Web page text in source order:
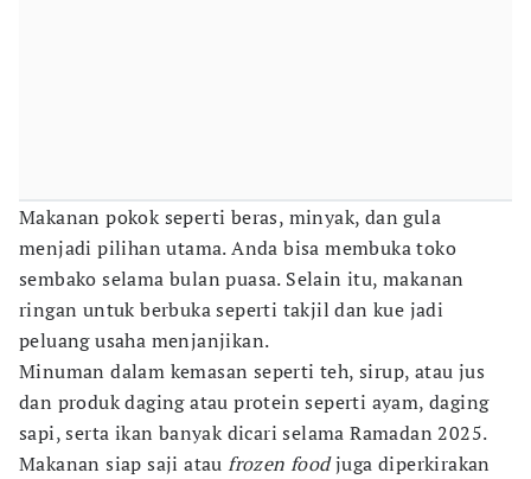
Makanan pokok seperti beras, minyak, dan gula
menjadi pilihan utama. Anda bisa membuka toko
sembako selama bulan puasa. Selain itu, makanan
ringan untuk berbuka seperti takjil dan kue jadi
peluang usaha menjanjikan.
Minuman dalam kemasan seperti teh, sirup, atau jus
dan produk daging atau protein seperti ayam, daging
sapi, serta ikan banyak dicari selama Ramadan 2025.
Makanan siap saji ataufrozen foodjuga diperkirakan